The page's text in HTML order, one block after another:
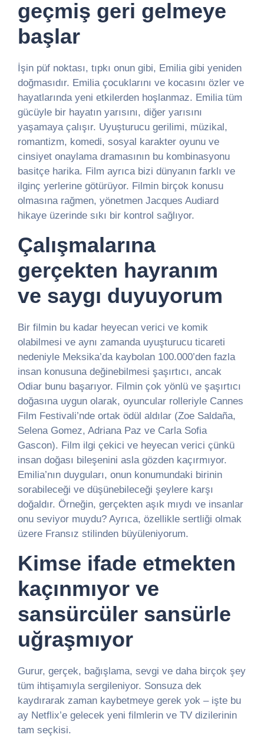
geçmiş geri gelmeye
başlar
İşin püf noktası, tıpkı onun gibi, Emilia gibi yeniden
doğmasıdır. Emilia çocuklarını ve kocasını özler ve
hayatlarında yeni etkilerden hoşlanmaz. Emilia tüm
gücüyle bir hayatın yarısını, diğer yarısını
yaşamaya çalışır. Uyuşturucu gerilimi, müzikal,
romantizm, komedi, sosyal karakter oyunu ve
cinsiyet onaylama dramasının bu kombinasyonu
basitçe harika. Film ayrıca bizi dünyanın farklı ve
ilginç yerlerine götürüyor. Filmin birçok konusu
olmasına rağmen, yönetmen Jacques Audiard
hikaye üzerinde sıkı bir kontrol sağlıyor.
Çalışmalarına
gerçekten hayranım
ve saygı duyuyorum
Bir filmin bu kadar heyecan verici ve komik
olabilmesi ve aynı zamanda uyuşturucu ticareti
nedeniyle Meksika’da kaybolan 100.000’den fazla
insan konusuna değinebilmesi şaşırtıcı, ancak
Odiar bunu başarıyor. Filmin çok yönlü ve şaşırtıcı
doğasına uygun olarak, oyuncular rolleriyle Cannes
Film Festivali’nde ortak ödül aldılar (Zoe Saldaña,
Selena Gomez, Adriana Paz ve Carla Sofia
Gascon). Film ilgi çekici ve heyecan verici çünkü
insan doğası bileşenini asla gözden kaçırmıyor.
Emilia’nın duyguları, onun konumundaki birinin
sorabileceği ve düşünebileceği şeylere karşı
doğaldır. Örneğin, gerçekten aşık mıydı ve insanlar
onu seviyor muydu? Ayrıca, özellikle sertliği olmak
üzere Fransız stilinden büyüleniyorum.
Kimse ifade etmekten
kaçınmıyor ve
sansürcüler sansürle
uğraşmıyor
Gurur, gerçek, bağışlama, sevgi ve daha birçok şey
tüm ihtişamıyla sergileniyor. Sonsuza dek
kaydırarak zaman kaybetmeye gerek yok – işte bu
ay Netflix’e gelecek yeni filmlerin ve TV dizilerinin
tam seçkisi.